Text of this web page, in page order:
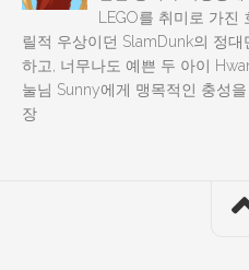
LEGO를 취미로 가
릴적 우상이던 SlamDunk의 정
하고, 너무나도 예쁜 두 아이
눌님 Sunny에게 맹목적인 충성
장